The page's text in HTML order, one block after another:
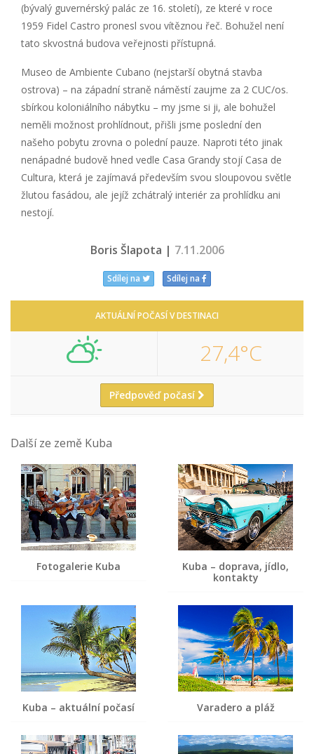
(bývalý guvernérský palác ze 16. století), ze které v roce
1959 Fidel Castro pronesl svou vítěznou řeč. Bohužel není
tato skvostná budova veřejnosti přístupná.
Museo de Ambiente Cubano (nejstarší obytná stavba
ostrova) – na západní straně náměstí zaujme za 2 CUC/os.
sbírkou koloniálního nábytku – my jsme si ji, ale bohužel
neměli možnost prohlídnout, přišli jsme poslední den
našeho pobytu zrovna o polední pauze. Naproti této jinak
nenápadné budově hned vedle Casa Grandy stojí Casa de
Cultura, která je zajímavá především svou sloupovou světle
žlutou fasádou, ale jejíž zchátralý interiér za prohlídku ani
nestojí.
Boris Šlapota | 7.11.2006
Sdílej na Sdílej na
AKTUÁLNÍ POČASÍ V DESTINACI
27,4°C
Předpověď počasí
Další ze země Kuba
Fotogalerie Kuba
Kuba – doprava, jídlo,
kontakty
Kuba – aktuální počasí Varadero a pláž